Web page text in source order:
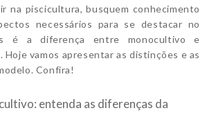
na piscicultura, busquem conhecimento
necessários para se destacar no
é a diferença entre monocultivo e
vamos apresentar as distinções e as
Confira!
entenda as diferenças da